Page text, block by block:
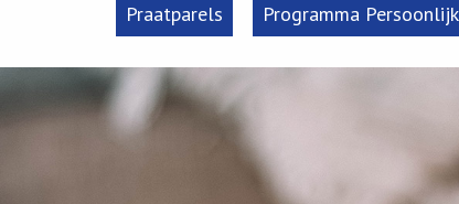
Praatparels Programma